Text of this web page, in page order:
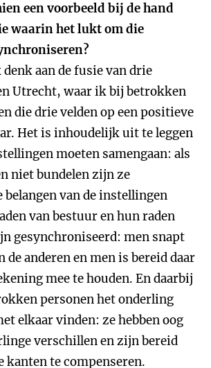
een voorbeeld bij de hand
waarin het lukt om die
aan de fusie van drie
Utrecht, waar ik bij betrokken
die drie velden op een positieve
Het is inhoudelijk uit te leggen
moeten samengaan: als
niet bundelen zijn ze
belangen van de instellingen
van bestuur en hun raden
gesynchroniseerd: men snapt
de anderen en men is bereid daar
mee te houden. En daarbij
personen het onderling
elkaar vinden: ze hebben oog
verschillen en zijn bereid
kanten te compenseren.